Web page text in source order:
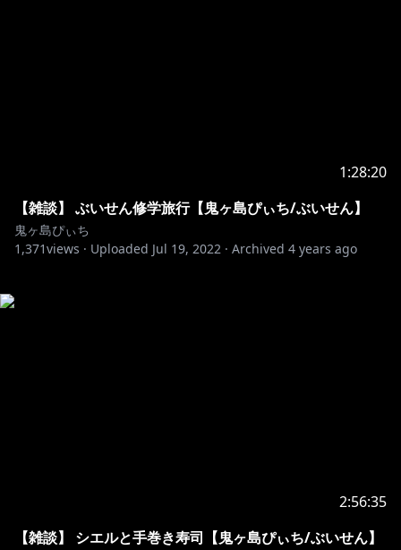
1:28:20
【雑談】 ぶいせん修学旅行【鬼ヶ島ぴぃち/ぶいせん】
鬼ヶ島ぴぃち
1,371views · Uploaded Jul 19, 2022 · Archived 4 years ago
2:56:35
【雑談】 シエルと手巻き寿司【鬼ヶ島ぴぃち/ぶいせん】